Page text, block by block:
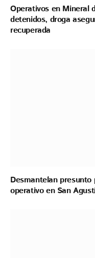
Operativos en Mineral
detenidos, droga
recuperada
Desmantelan
operativo en San